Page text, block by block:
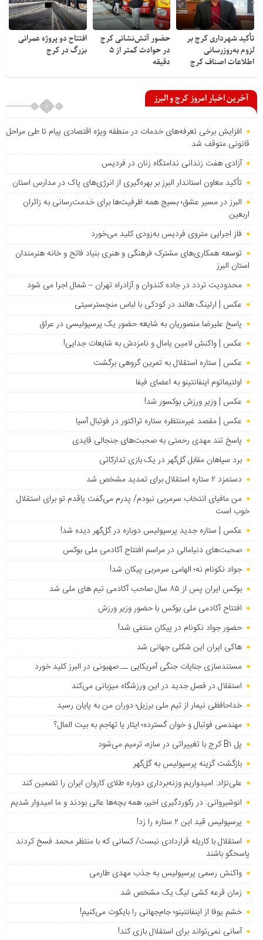
تأکید شهرداری کرج بر
لزوم به‌روزرسانی
اطلاعات اصناف کرج
حضور آتش‌نشانی کرج
در حوادث کمتر از ۵
دقیقه
افتتاح دو پروژه عمرانی
بزرگ در کرج
آخرین اخبار امروز کرج و البرز
افزایش برخی تعرفه‌های خدمات در منطقه ویژه اقتصادی پیام تا طی مراحل
قانونی متوقف شد
آزادی هفت زندانی ندامتگاه زنان در فردیس
تأکید معاون استاندار البرز بر بهره‌گیری از انرژی‌های پاک در مدارس استان
البرز در مسیر عشق؛ بسیج همه ظرفیت‌ها برای خدمت‌رسانی به زائران
اربعین
فاز اجرایی متروی فردیس به‌زودی کلید می‌خورد
توسعه همکاری‌های مشترک فرهنگی و هنری بنیاد فاتح و خانه هنرمندان
استان البرز
محدودیت تردد در جاده کندوان و آزادراه تهران – شمال اجرا می شود
عکس | ارلینگ هالند در کودکی با لباس منچسترسیتی
پاسخ علیرضا منصوریان به شایعه حضور یک پرسپولیسی در عراق
عکس | واکنش لامین یامال و نامزدش به شایعات جدایی!
عکس | ستاره استقلال به تمرین گروهی برگشت
اولتیماتوم اینفانتینو به اعضای فیفا
عکس | وزیر ورزش بوکسور شد!
عکس | مقصد غیرمنتظره ستاره تراکتور در فوتبال آسیا
پاسخ تند مهدی رحمتی به صحبت‌های جنجالی قایدی
برد سپاهان مقابل گل‌گهر در یک بازی تدارکاتی
دستمزد ۲ ستاره استقلال برای تمدید مشخص شد
من مافیای انتخاب سرمربی نبودم/ پدرم می‌گفت پاقدم تو برای استقلال
خوب است
عکس | ستاره جدید پرسپولیس دوباره در گل‌گهر دیده شد!
صحبت‌های دنیامالی در مراسم افتتاح آکادمی ملی بوکس
جواد نکونام نه؛ الهامی سرمربی پیکان شد!
بوکس ایران پس از ۸۵ سال صاحب آکادمی تیم های ملی شد
افتتاح آکادمی ملی بوکس با حضور وزیر ورزش
حضور جواد نکونام در پیکان منتفی شد!
هاکی ایران این شکلی جهانی شد
مستندسازی جنایات جنگی آمریکایی ــ صهیونی در البرز کلید خورد
استقلال در فصل جدید در این ورزشگاه میزبانی می‌کند
خداحافظی نیمار از تیم ملی برزیل؛ دوران من به پایان رسید
مهندسی فوتبال و خوان گسترده؛ ایثار یا تهاجم به بیت المال؟
پل B۱ کرج با تغییراتی در سازه، ترمیم می‌شود
بازگشت گزینه پرسپولیس به ‌گل‌گهر
علی‌نژاد: امیدواریم وزنه‌برداری دوباره طلای کاروان ایران را تضمین کند
انوشیروانی: در رکوردگیری اخیر، همه بچه‌ها عالی بودند و ما امیدوار شدیم
پرسپولیس قید این ۲ ستاره را زد!
استقلال با کاریله قراردادی نبست/ کسانی که با منتظر محمد فسخ کردند
پاسخگو باشند
واکنش رسمی پرسپولیس به جذب مهدی طارمی
زمان قرعه کشی لیگ یک مشخص شد
خشم یوفا از اینفانتینو؛ جام‌جهانی را بایکوت می‌کنیم!
آسانی نمی‌تواند برای استقلال بازی کند!